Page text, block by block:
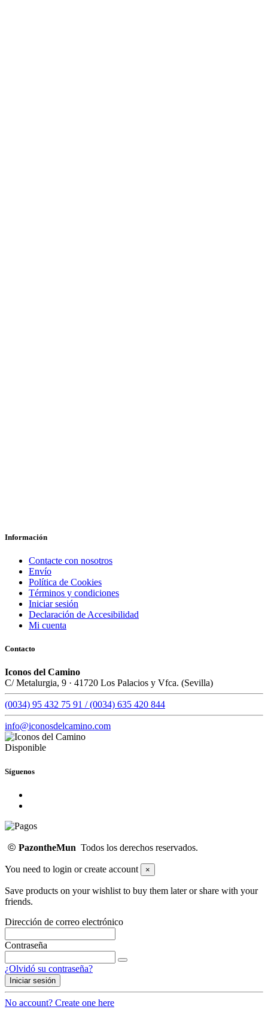
Información
Contacte con nosotros
Envío
Política de Cookies
Términos y condiciones
Iniciar sesión
Declaración de Accesibilidad
Mi cuenta
Contacto
Iconos del Camino
C/ Metalurgia, 9 · 41720 Los Palacios y Vfca. (Sevilla)
(0034) 95 432 75 91 / (0034) 635 420 844
info@iconosdelcamino.com
Disponible
Síguenos
© PazontheMun Todos los derechos reservados.
You need to login or create account ×
Save products on your wishlist to buy them later or share with your
friends.
Dirección de correo electrónico
Contraseña
¿Olvidó su contraseña?
Iniciar sesión
No account? Create one here